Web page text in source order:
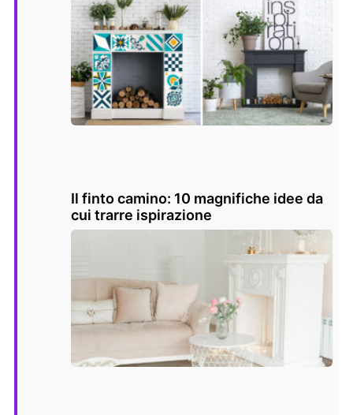
Il finto camino: 10 magnifiche idee da
cui trarre ispirazione